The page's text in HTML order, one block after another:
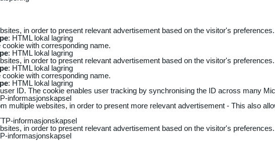
in order to present relevant advertisement based on the visitor's preferences.
: HTML lokal lagring
with corresponding name.
: HTML lokal lagring
in order to present relevant advertisement based on the visitor's preferences.
: HTML lokal lagring
with corresponding name.
: HTML lokal lagring
ID. The cookie enables user tracking by synchronising the ID across many
informasjonskapsel
multiple websites, in order to present more relevant advertisement - This also
informasjonskapsel
in order to present relevant advertisement based on the visitor's preferences.
informasjonskapsel